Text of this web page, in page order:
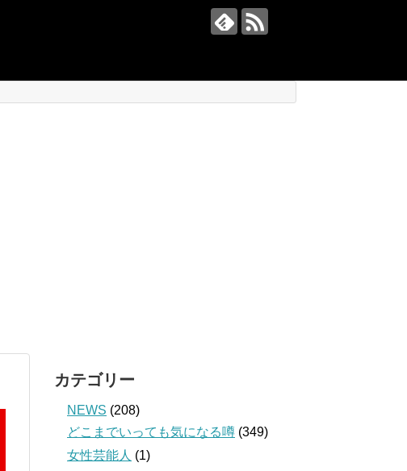
カテゴリー
NEWS (208)
どこまでいっても気になる噂 (349)
女性芸能人 (1)